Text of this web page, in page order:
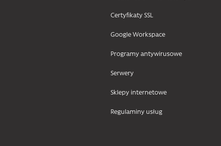
Certyfikaty SSL
Google Workspace
Programy antywirusowe
Serwery
Sklepy internetowe
Regulaminy usług